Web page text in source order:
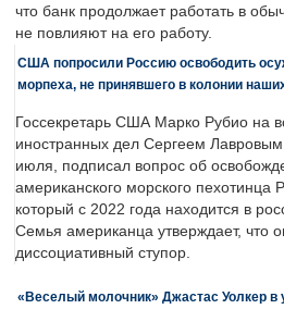
что банк продолжает работать в
не повлияют на его работу.
США попросили Россию освободить
морпеха, не принявшего в колонии
Госсекретарь США Марко Рубио на
иностранных дел Сергеем
июля, подписал вопрос об
американского морского пехотинца
который с 2022 года находится в
Семья американца утверждает, что
диссоциативный ступор.
«Веселый молочник» Джастас Уолкер в